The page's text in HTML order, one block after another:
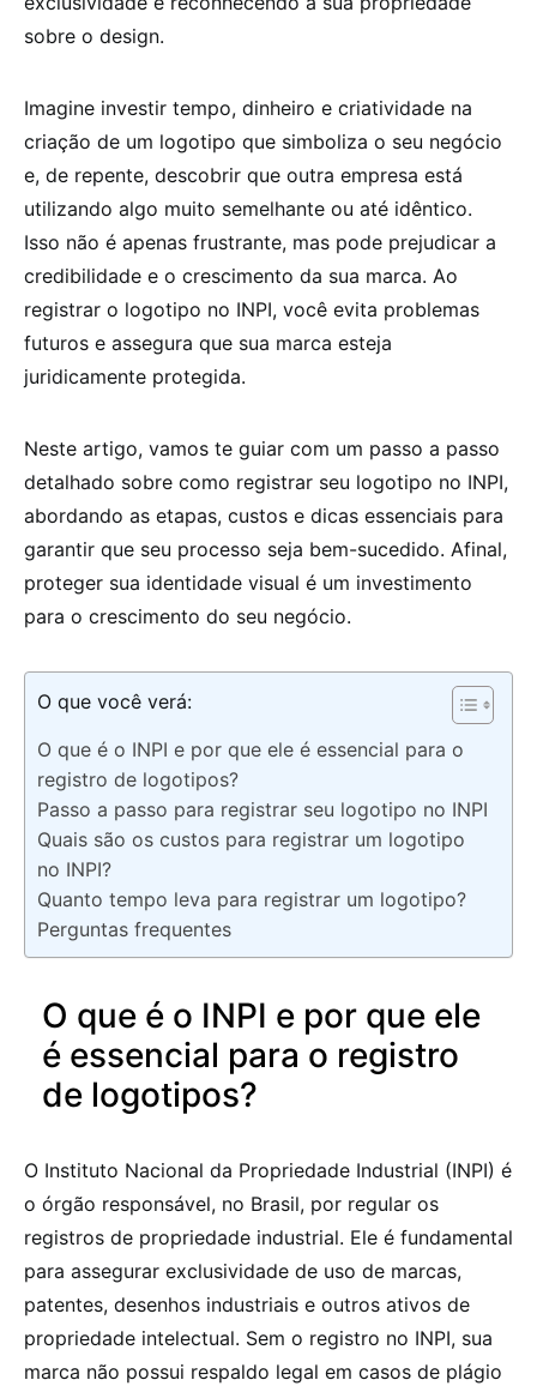
sobre o design.
Imagine investir tempo, dinheiro e criatividade na
criação de um logotipo que simboliza o seu negócio
e, de repente, descobrir que outra empresa está
utilizando algo muito semelhante ou até idêntico.
Isso não é apenas frustrante, mas pode prejudicar a
credibilidade e o crescimento da sua marca. Ao
registrar o logotipo no INPI, você evita problemas
futuros e assegura que sua marca esteja
juridicamente protegida.
Neste artigo, vamos te guiar com um passo a passo
detalhado sobre como registrar seu logotipo no INPI,
abordando as etapas, custos e dicas essenciais para
garantir que seu processo seja bem-sucedido. Afinal,
proteger sua identidade visual é um investimento
para o crescimento do seu negócio.
O que você verá:
O que é o INPI e por que ele é essencial para o
registro de logotipos?
Passo a passo para registrar seu logotipo no INPI
Quais são os custos para registrar um logotipo
no INPI?
Quanto tempo leva para registrar um logotipo?
Perguntas frequentes
O que é o INPI e por que ele
é essencial para o registro
de logotipos?
O Instituto Nacional da Propriedade Industrial (INPI) é
o órgão responsável, no Brasil, por regular os
registros de propriedade industrial. Ele é fundamental
para assegurar exclusividade de uso de marcas,
patentes, desenhos industriais e outros ativos de
propriedade intelectual. Sem o registro no INPI, sua
marca não possui respaldo legal em casos de plágio